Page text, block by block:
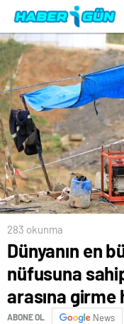
hedefine ulaşabilir
283 okunma
Dünyanın en
nüfusuna
arasına
ABONE OL News
Gerekçesiyle Üst